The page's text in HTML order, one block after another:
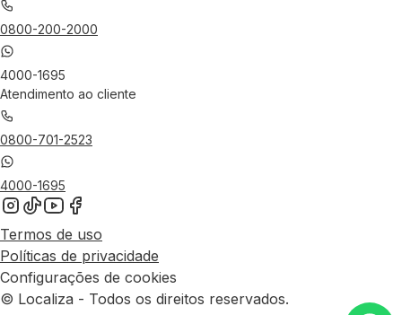
0800-200-2000
4000-1695
Atendimento ao cliente
0800-701-2523
4000-1695
Termos de uso
Políticas de privacidade
Configurações de cookies
© Localiza - Todos os direitos reservados.